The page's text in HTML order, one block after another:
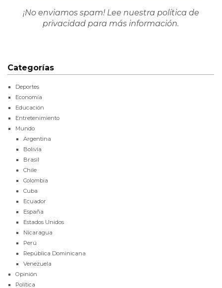
¡No enviamos spam! Lee nuestra política de
privacidad para más información.
Categorías
Deportes
Economía
Educación
Entretenimiento
Mundo
Argentina
Bolivia
Brasil
Chile
Colombia
Cuba
Ecuador
España
Estados Unidos
Nicaragua
Perú
República Dominicana
Venezuela
Opinión
Política